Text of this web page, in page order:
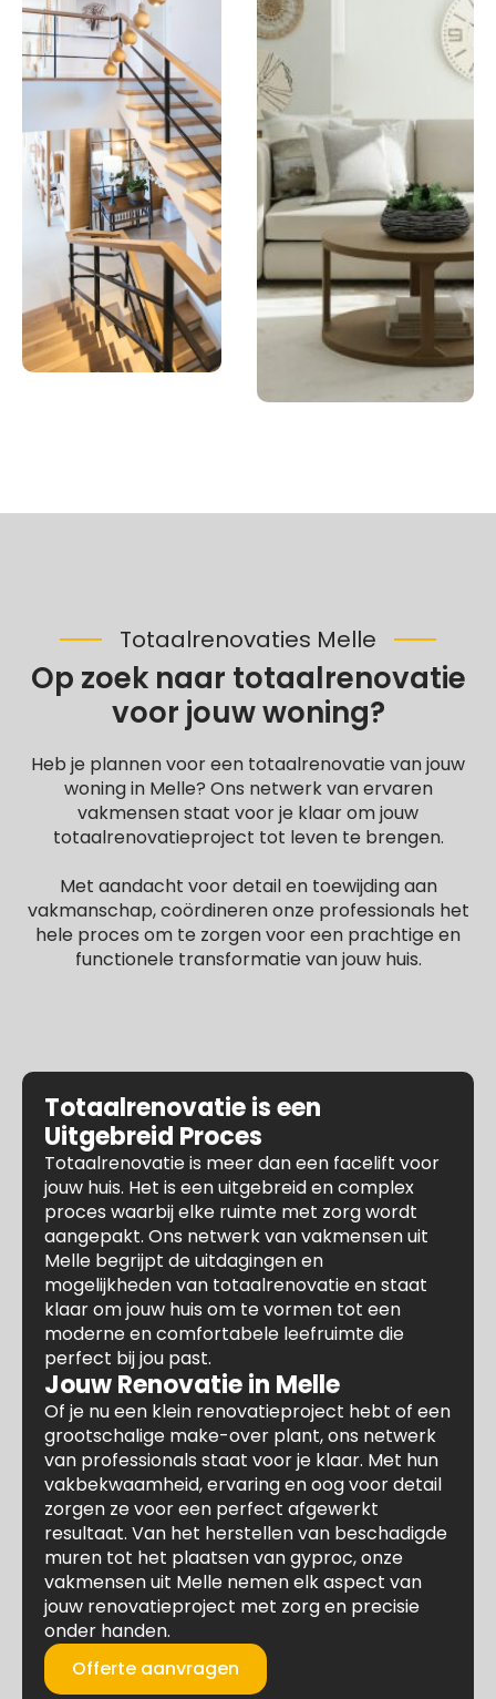
Totaalrenovaties Melle
Op zoek naar totaalrenovatie
voor jouw woning?
Heb je plannen voor een totaalrenovatie van jouw
woning in Melle? Ons netwerk van ervaren
vakmensen staat voor je klaar om jouw
totaalrenovatieproject tot leven te brengen.
Met aandacht voor detail en toewijding aan
vakmanschap, coördineren onze professionals het
hele proces om te zorgen voor een prachtige en
functionele transformatie van jouw huis.
Totaalrenovatie is een
Uitgebreid Proces
Totaalrenovatie is meer dan een facelift voor
jouw huis. Het is een uitgebreid en complex
proces waarbij elke ruimte met zorg wordt
aangepakt. Ons netwerk van vakmensen uit
Melle begrijpt de uitdagingen en
mogelijkheden van totaalrenovatie en staat
klaar om jouw huis om te vormen tot een
moderne en comfortabele leefruimte die
perfect bij jou past.
Jouw Renovatie in Melle
Of je nu een klein renovatieproject hebt of een
grootschalige make-over plant, ons netwerk
van professionals staat voor je klaar. Met hun
vakbekwaamheid, ervaring en oog voor detail
zorgen ze voor een perfect afgewerkt
resultaat. Van het herstellen van beschadigde
muren tot het plaatsen van gyproc, onze
vakmensen uit Melle nemen elk aspect van
jouw renovatieproject met zorg en precisie
onder handen.
Offerte aanvragen